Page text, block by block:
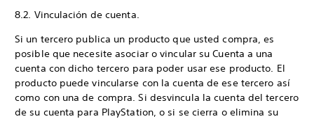
8.2. Vinculación de cuenta.
Si un tercero publica un producto que usted compra, es
posible que necesite asociar o vincular su Cuenta a una
cuenta con dicho tercero para poder usar ese producto. El
producto puede vincularse con la cuenta de ese tercero así
como con una de compra. Si desvincula la cuenta del tercero
de su cuenta para PlayStation, o si se cierra o elimina su